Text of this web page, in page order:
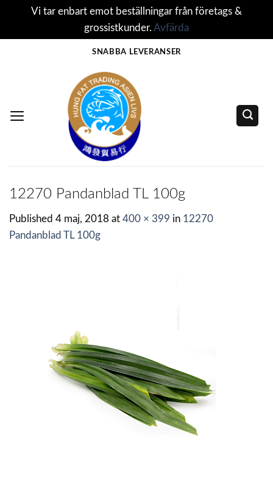
Vi tar enbart emot beställningar från företags &
grossistkunder. Avfärda
SNABBA LEVERANSER
12270 Pandanblad TL 100g
Published 4 maj, 2018 at 400 × 399 in 12270
Pandanblad TL 100g